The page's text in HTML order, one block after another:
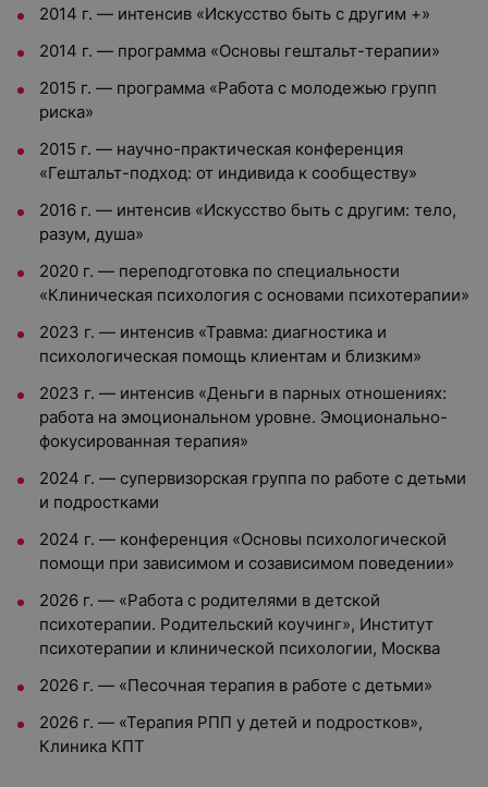
2014 г. — интенсив «Искусство быть с другим +»
2014 г. — программа «Основы гештальт-терапии»
2015 г. — программа «Работа с молодежью групп
риска»
2015 г. — научно-практическая конференция
«Гештальт-подход: от индивида к сообществу»
2016 г. — интенсив «Искусство быть с другим: тело,
разум, душа»
2020 г. — переподготовка по специальности
«Клиническая психология с основами психотерапии»
2023 г. — интенсив «Травма: диагностика и
психологическая помощь клиентам и близким»
2023 г. — интенсив «Деньги в парных отношениях:
работа на эмоциональном уровне. Эмоционально-
фокусированная терапия»
2024 г. — супервизорская группа по работе с детьми
и подростками
2024 г. — конференция «Основы психологической
помощи при зависимом и созависимом поведении»
2026 г. — «Работа с родителями в детской
психотерапии. Родительский коучинг», Институт
психотерапии и клинической психологии, Москва
2026 г. — «Песочная терапия в работе с детьми»
2026 г. — «Терапия РПП у детей и подростков»,
Клиника КПТ